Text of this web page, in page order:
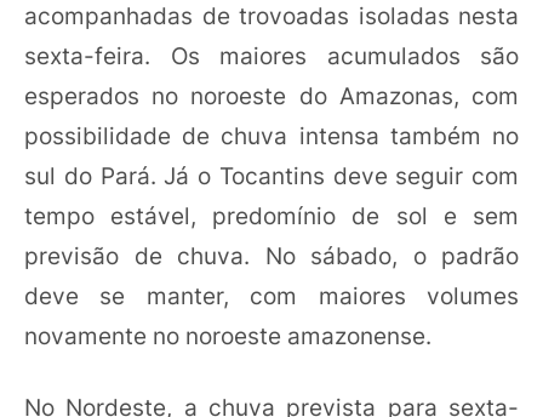
acompanhadas de trovoadas isoladas nesta
sexta-feira. Os maiores acumulados são
esperados no noroeste do Amazonas, com
possibilidade de chuva intensa também no
sul do Pará. Já o Tocantins deve seguir com
tempo estável, predomínio de sol e sem
previsão de chuva. No sábado, o padrão
deve se manter, com maiores volumes
novamente no noroeste amazonense.
No Nordeste, a chuva prevista para sexta-